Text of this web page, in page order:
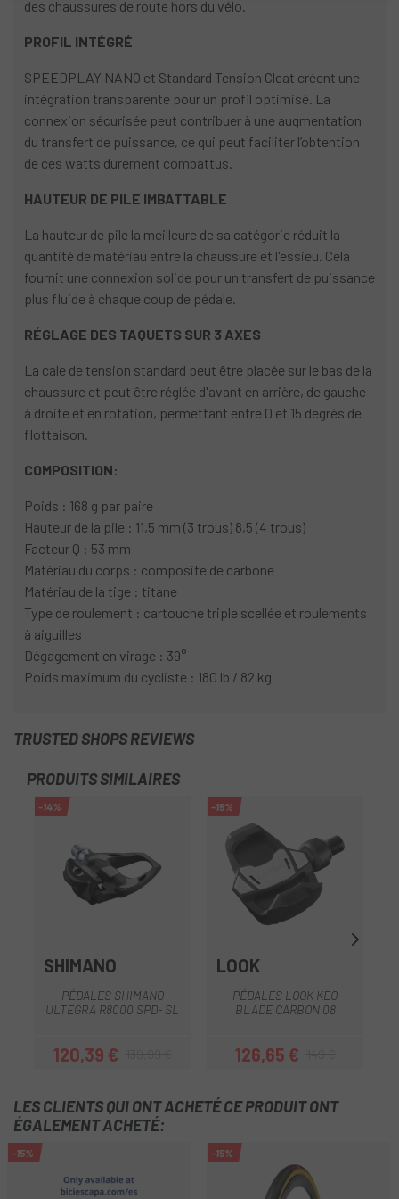
des chaussures de route hors du vélo.
PROFIL INTÉGRÉ
SPEEDPLAY NANO et Standard Tension Cleat créent une
intégration transparente pour un profil optimisé. La
connexion sécurisée peut contribuer à une augmentation
du transfert de puissance, ce qui peut faciliter l’obtention
de ces watts durement combattus.
HAUTEUR DE PILE IMBATTABLE
La hauteur de pile la meilleure de sa catégorie réduit la
quantité de matériau entre la chaussure et l'essieu. Cela
fournit une connexion solide pour un transfert de puissance
plus fluide à chaque coup de pédale.
RÉGLAGE DES TAQUETS SUR 3 AXES
La cale de tension standard peut être placée sur le bas de la
chaussure et peut être réglée d'avant en arrière, de gauche
à droite et en rotation, permettant entre 0 et 15 degrés de
flottaison.
COMPOSITION:
Poids : 168 g par paire
Hauteur de la pile : 11,5 mm (3 trous) 8,5 (4 trous)
Facteur Q : 53 mm
Matériau du corps : composite de carbone
Matériau de la tige : titane
Type de roulement : cartouche triple scellée et roulements
à aiguilles
Dégagement en virage : 39°
Poids maximum du cycliste : 180 lb / 82 kg
TRUSTED SHOPS REVIEWS
PRODUITS SIMILAIRES
-14%
SHIMANO
PÉDALES SHIMANO
ULTEGRA R8000 SPD- SL
Prix
120,39 €Prix habituel
-15%
LOOK
PÉDALES LOOK KEO
BLADE CARBON 08
Prix
126,65 €Prix habituel
LES CLIENTS QUI ONT ACHETÉ CE PRODUIT ONT
ÉGALEMENT ACHETÉ:
-15% -15%